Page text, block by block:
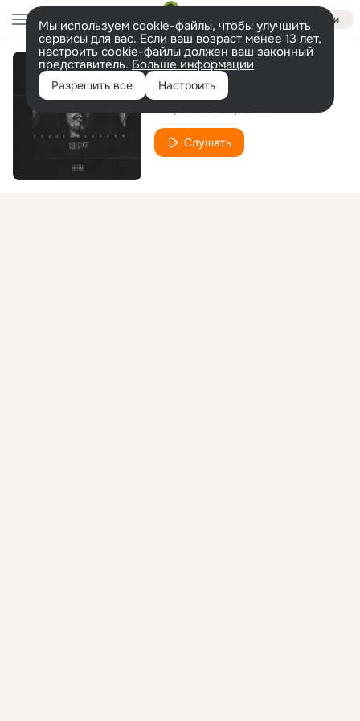
Войти
Мы используем cookie-файлы, чтобы улучшить
сервисы для вас. Если ваш возраст менее 13 лет,
настроить cookie-файлы должен ваш законный
представитель. Больше информации
Разрешить все Настроить
Морфин
Слушать